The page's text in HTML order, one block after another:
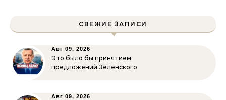
СВЕЖИЕ ЗАПИСИ
Авг 09, 2026
Это было бы принятием
предложений Зеленского
Авг 09, 2026